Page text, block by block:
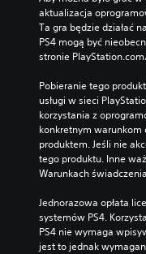
aktualizacja
Ta gra będzie działać
PS4 mogą być
stronie
Pobieranie tego
usługi w sieci
korzystania z
konkretnym
produktem. Jeśli nie
tego produktu. Inne
Warunkach
Jednorazowa opłata
systemów PS4.
PS4 nie wymaga
jest to jednak